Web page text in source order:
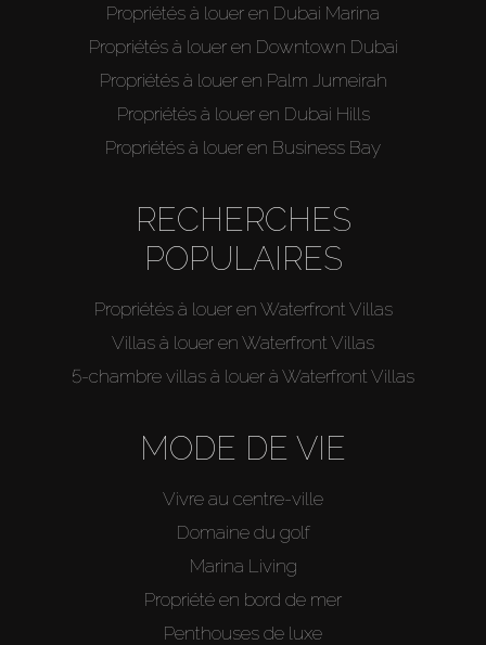
Propriétés à louer en Dubai Marina
Propriétés à louer en Downtown Dubai
Propriétés à louer en Palm Jumeirah
Propriétés à louer en Dubai Hills
Propriétés à louer en Business Bay
RECHERCHES
POPULAIRES
Propriétés à louer en Waterfront Villas
Villas à louer en Waterfront Villas
5-chambre villas à louer à Waterfront Villas
MODE DE VIE
Vivre au centre-ville
Domaine du golf
Marina Living
Propriété en bord de mer
Penthouses de luxe